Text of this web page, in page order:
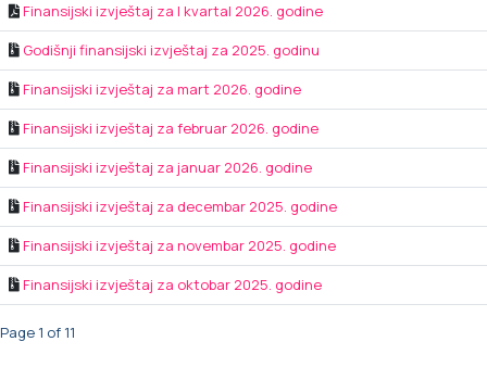
Finansijski izvještaj za I kvartal 2026. godine
Godišnji finansijski izvještaj za 2025. godinu
Finansijski izvještaj za mart 2026. godine
Finansijski izvještaj za februar 2026. godine
Finansijski izvještaj za januar 2026. godine
Finansijski izvještaj za decembar 2025. godine
Finansijski izvještaj za novembar 2025. godine
Finansijski izvještaj za oktobar 2025. godine
Page 1 of 11